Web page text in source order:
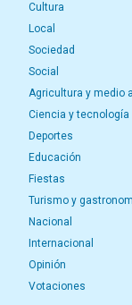
Cultura
Local
Sociedad
Social
Agricultura y medio
Ciencia y tecnología
Deportes
Educación
Fiestas
Turismo y
Nacional
Internacional
Opinión
Votaciones